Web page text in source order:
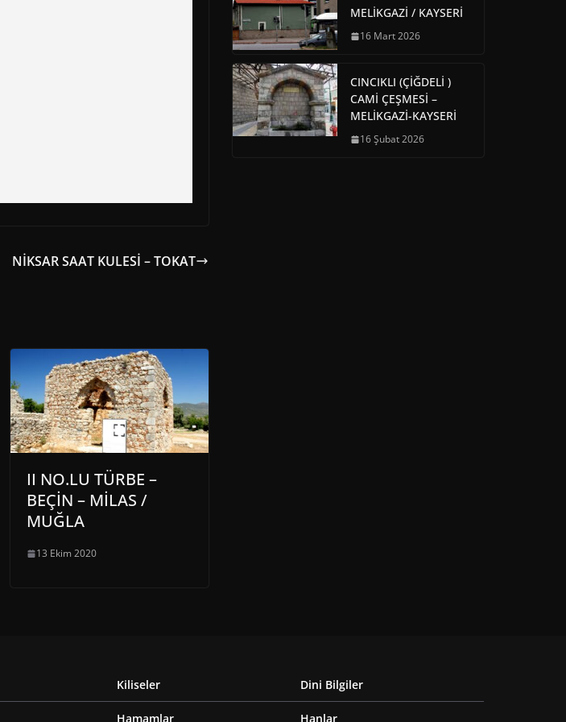
NİKSAR SAAT KULESİ – TOKAT
II NO.LU TÜRBE –
BEÇİN – MİLAS /
MUĞLA
13 Ekim 2020
MELİKGAZİ / KAYSERİ
16 Mart 2026
CINCIKLI (ÇİĞDELİ )
CAMİ ÇEŞMESİ –
MELİKGAZİ-KAYSERİ
16 Şubat 2026
Kiliseler
Hamamlar
Dini Bilgiler
Hanlar